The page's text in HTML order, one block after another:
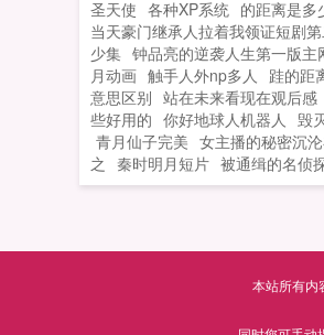
受到了中央领
会上，他又被
一介平民跃升
圣天使 各种XP系统 的距离是多
当天豪门继承人拉着我领证短剧
少集 钟品亮的逆袭人生第一版主
月动画 触手人外np多人 跬的距
意思区别 站在未来看现在观后感
些好用的 你好地球人机器人 毁
青月仙子完美 女主播的秘密沉
之
秦时明月短片 被通缉的名侦
本站所有内